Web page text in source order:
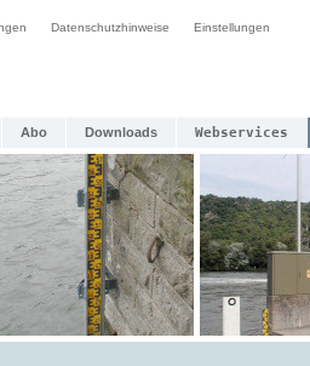
Datenschutzhinweise Einstellungen
Abo Downloads Webservices